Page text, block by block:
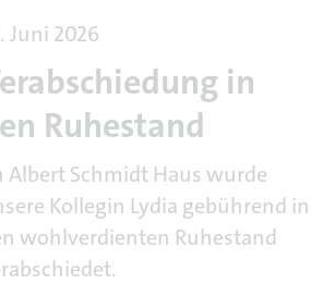
Juni 2026
in
Ruhestand
Albert Schmidt Haus wurde
Kollegin Lydia gebührend in
wohlverdienten Ruhestand